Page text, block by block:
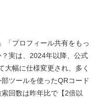
「プロフィール共有をもっ
実は、2024年以降、公式
大幅に仕様変更され、多く
ツールを使ったQRコード
回数は昨年比で【2倍以